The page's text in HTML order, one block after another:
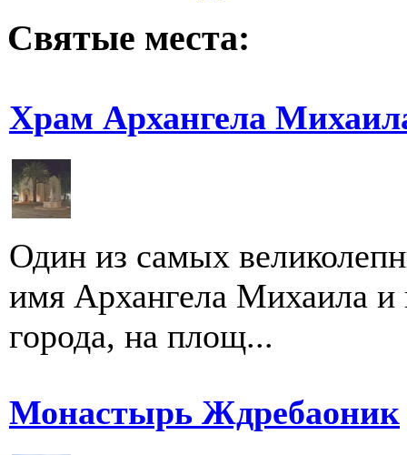
Святые места:
Храм Архангела
Один из самых
имя Архангела Михаила и
города, на площ...
Монастырь Ждребаоник